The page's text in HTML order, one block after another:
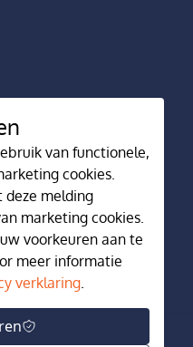
van functionele,
cookies.
deze melding
marketing cookies.
voorkeuren aan te
meer informatie
verklaring.